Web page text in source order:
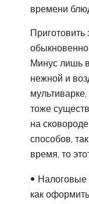
времени
Приготовить
Минус лишь
нежной и
тоже
на
способов,
время, то
Налоговые
как